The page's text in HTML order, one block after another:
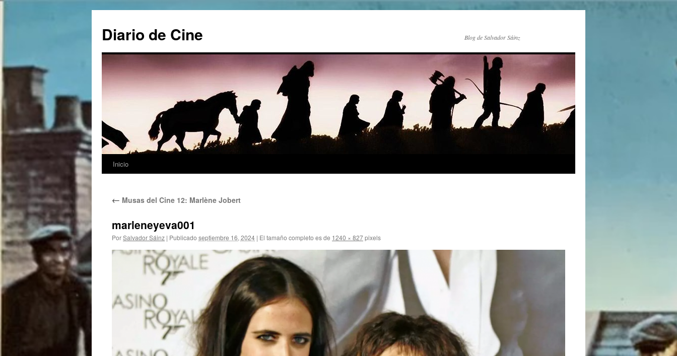
contenido
Diario de Cine Blog de Salvador Sáinz
Inicio
← Musas del Cine 12: Marlène Jobert
marleneyeva001
PorSalvador Sáinz | Publicado septiembre 16, 2024 | El tamaño completo es de 1240 × 827pixels